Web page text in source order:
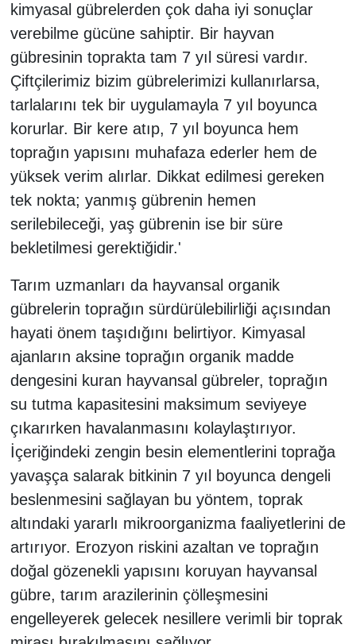
kimyasal gübrelerden çok daha iyi sonuçlar
verebilme gücüne sahiptir. Bir hayvan
gübresinin toprakta tam 7 yıl süresi vardır.
Çiftçilerimiz bizim gübrelerimizi kullanırlarsa,
tarlalarını tek bir uygulamayla 7 yıl boyunca
korurlar. Bir kere atıp, 7 yıl boyunca hem
toprağın yapısını muhafaza ederler hem de
yüksek verim alırlar. Dikkat edilmesi gereken
tek nokta; yanmış gübrenin hemen
serilebileceği, yaş gübrenin ise bir süre
bekletilmesi gerektiğidir.'
Tarım uzmanları da hayvansal organik
gübrelerin toprağın sürdürülebilirliği açısından
hayati önem taşıdığını belirtiyor. Kimyasal
ajanların aksine toprağın organik madde
dengesini kuran hayvansal gübreler, toprağın
su tutma kapasitesini maksimum seviyeye
çıkarırken havalanmasını kolaylaştırıyor.
İçeriğindeki zengin besin elementlerini toprağa
yavaşça salarak bitkinin 7 yıl boyunca dengeli
beslenmesini sağlayan bu yöntem, toprak
altındaki yararlı mikroorganizma faaliyetlerini de
artırıyor. Erozyon riskini azaltan ve toprağın
doğal gözenekli yapısını koruyan hayvansal
gübre, tarım arazilerinin çölleşmesini
engelleyerek gelecek nesillere verimli bir toprak